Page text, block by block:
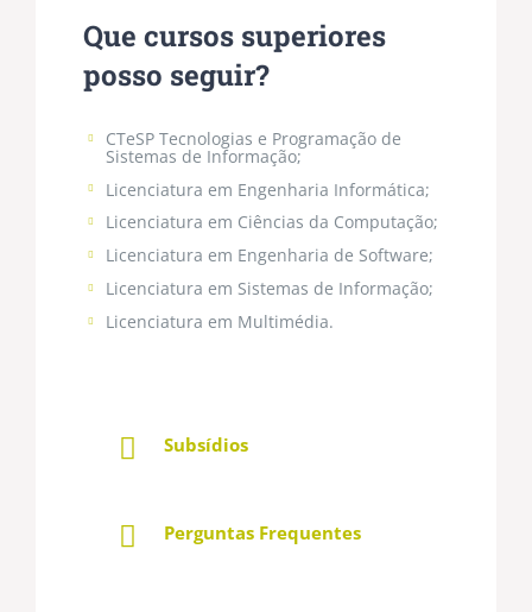
Que cursos superiores
posso seguir?
CTeSP Tecnologias e Programação de
Sistemas de Informação;
Licenciatura em Engenharia Informática;
Licenciatura em Ciências da Computação;
Licenciatura em Engenharia de Software;
Licenciatura em Sistemas de Informação;
Licenciatura em Multimédia.
Subsídios
Perguntas Frequentes